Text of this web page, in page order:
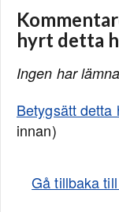
hyrt detta
Ingen har
Betygsätt detta
innan)
Gå tillbaka